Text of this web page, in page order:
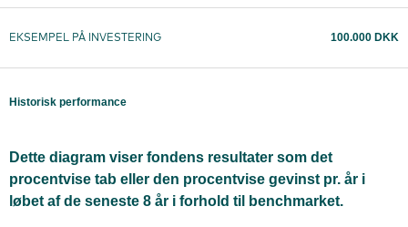
EKSEMPEL PÅ INVESTERING 100.000 DKK
Historisk performance
Dette diagram viser fondens resultater som det
procentvise tab eller den procentvise gevinst pr. år i
løbet af de seneste 8 år i forhold til benchmarket.